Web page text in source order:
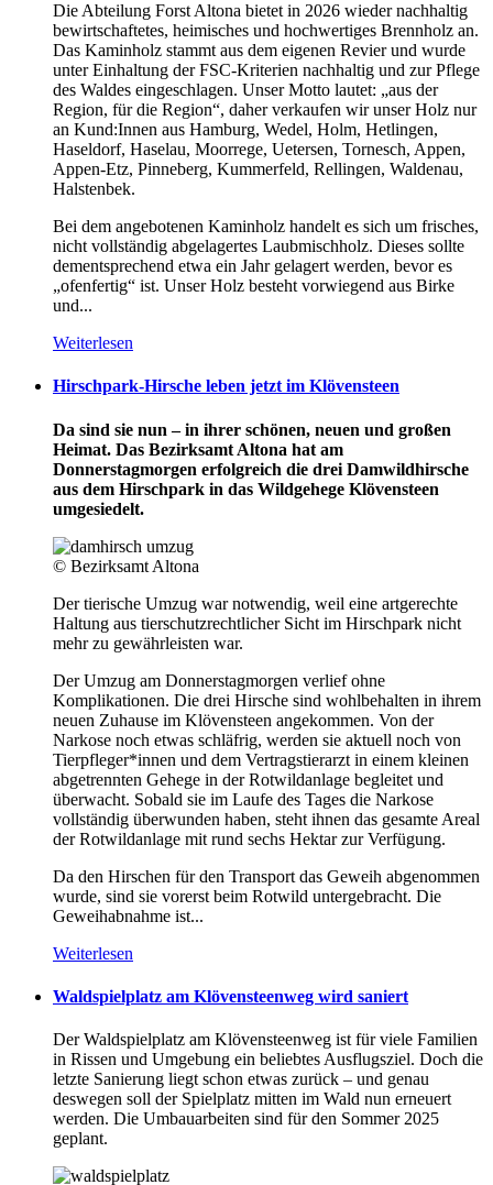
Die Abteilung Forst Altona bietet in 2026 wieder nachhaltig
bewirtschaftetes, heimisches und hochwertiges Brennholz an.
Das Kaminholz stammt aus dem eigenen Revier und wurde
unter Einhaltung der FSC-Kriterien nachhaltig und zur Pflege
des Waldes eingeschlagen. Unser Motto lautet: „aus der
Region, für die Region“, daher verkaufen wir unser Holz nur
an Kund:Innen aus Hamburg, Wedel, Holm, Hetlingen,
Haseldorf, Haselau, Moorrege, Uetersen, Tornesch, Appen,
Appen-Etz, Pinneberg, Kummerfeld, Rellingen, Waldenau,
Halstenbek.
Bei dem angebotenen Kaminholz handelt es sich um frisches,
nicht vollständig abgelagertes Laubmischholz. Dieses sollte
dementsprechend etwa ein Jahr gelagert werden, bevor es
„ofenfertig“ ist. Unser Holz besteht vorwiegend aus Birke
und...
Weiterlesen
Hirschpark-Hirsche leben jetzt im Klövensteen
Da sind sie nun – in ihrer schönen, neuen und großen
Heimat. Das Bezirksamt Altona hat am
Donnerstagmorgen erfolgreich die drei Damwildhirsche
aus dem Hirschpark in das Wildgehege Klövensteen
umgesiedelt.
© Bezirksamt Altona
Der tierische Umzug war notwendig, weil eine artgerechte
Haltung aus tierschutzrechtlicher Sicht im Hirschpark nicht
mehr zu gewährleisten war.
Der Umzug am Donnerstagmorgen verlief ohne
Komplikationen. Die drei Hirsche sind wohlbehalten in ihrem
neuen Zuhause im Klövensteen angekommen. Von der
Narkose noch etwas schläfrig, werden sie aktuell noch von
Tierpfleger*innen und dem Vertragstierarzt in einem kleinen
abgetrennten Gehege in der Rotwildanlage begleitet und
überwacht. Sobald sie im Laufe des Tages die Narkose
vollständig überwunden haben, steht ihnen das gesamte Areal
der Rotwildanlage mit rund sechs Hektar zur Verfügung.
Da den Hirschen für den Transport das Geweih abgenommen
wurde, sind sie vorerst beim Rotwild untergebracht. Die
Geweihabnahme ist...
Weiterlesen
Waldspielplatz am Klövensteenweg wird saniert
Der Waldspielplatz am Klövensteenweg ist für viele Familien
in Rissen und Umgebung ein beliebtes Ausflugsziel. Doch die
letzte Sanierung liegt schon etwas zurück – und genau
deswegen soll der Spielplatz mitten im Wald nun erneuert
werden. Die Umbauarbeiten sind für den Sommer 2025
geplant.